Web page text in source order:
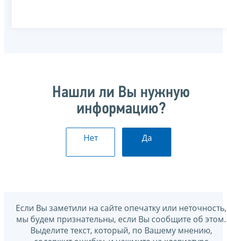
Нашли ли Вы нужную
информацию?
Нет Да
Если Вы заметили на сайте опечатку или неточность,
мы будем признательны, если Вы сообщите об этом.
Выделите текст, который, по Вашему мнению,